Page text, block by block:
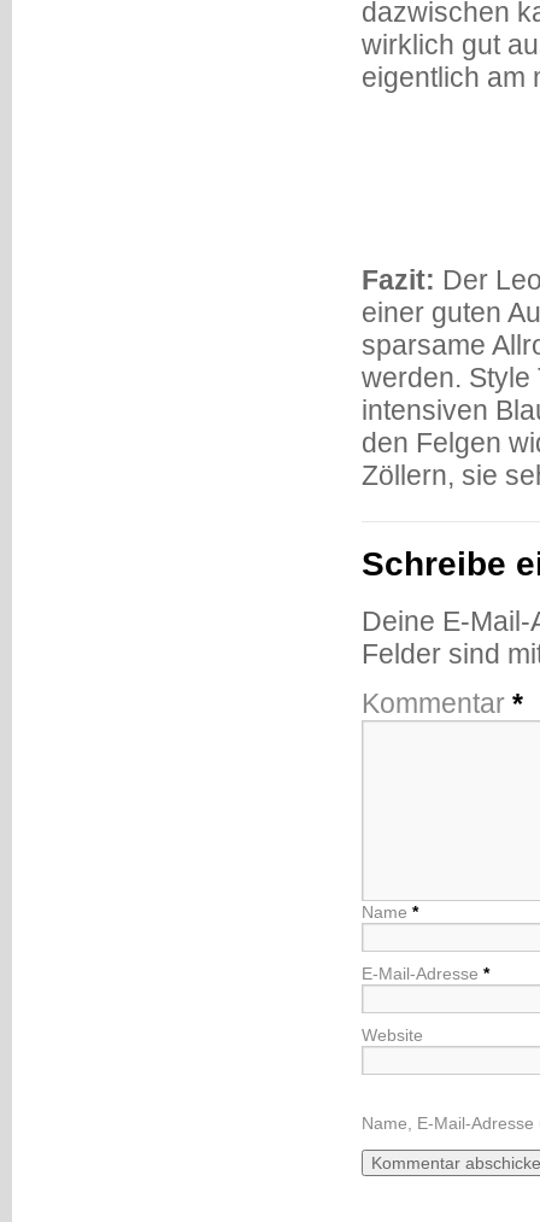
dazwischen
wirklich gut
eigentlich am
Fazit: Der
einer guten
sparsame
werden. Style
intensiven
den Felgen
Zöllern, sie
Schreibe
Deine E-
Felder sind
Kommentar *
Name *
E-Mail-Adresse *
Website
Name, E-Mail-